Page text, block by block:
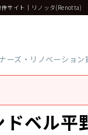
サイト｜リノッタ(Renotta)
ーズ・リノベーショ
ドベル